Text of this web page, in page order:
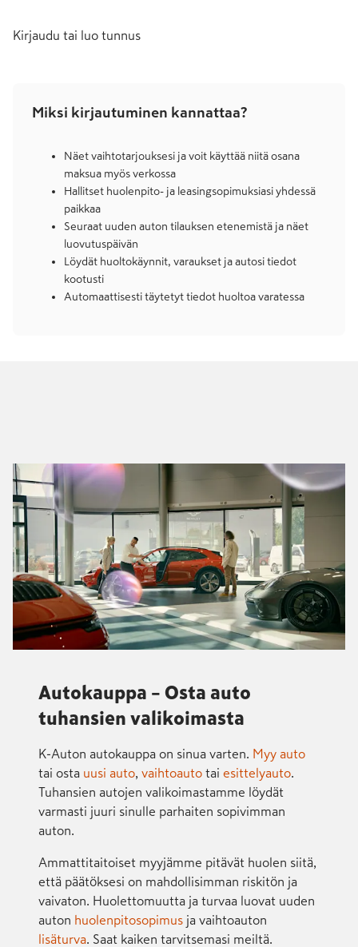
Kirjaudu tai luo tunnus
Miksi kirjautuminen kannattaa?
Näet vaihtotarjouksesi ja voit käyttää niitä osana
maksua myös verkossa
Hallitset huolenpito- ja leasingsopimuksiasi yhdessä
paikkaa
Seuraat uuden auton tilauksen etenemistä ja näet
luovutuspäivän
Löydät huoltokäynnit, varaukset ja autosi tiedot
kootusti
Automaattisesti täytetyt tiedot huoltoa varatessa
Autokauppa – Osta auto
tuhansien valikoimasta
K-Auton autokauppa on sinua varten. Myy auto
tai osta uusi auto, vaihtoauto tai esittelyauto.
Tuhansien autojen valikoimastamme löydät
varmasti juuri sinulle parhaiten sopivimman
auton.
Ammattitaitoiset myyjämme pitävät huolen siitä,
että päätöksesi on mahdollisimman riskitön ja
vaivaton. Huolettomuutta ja turvaa luovat uuden
auton huolenpitosopimus ja vaihtoauton
lisäturva. Saat kaiken tarvitsemasi meiltä.